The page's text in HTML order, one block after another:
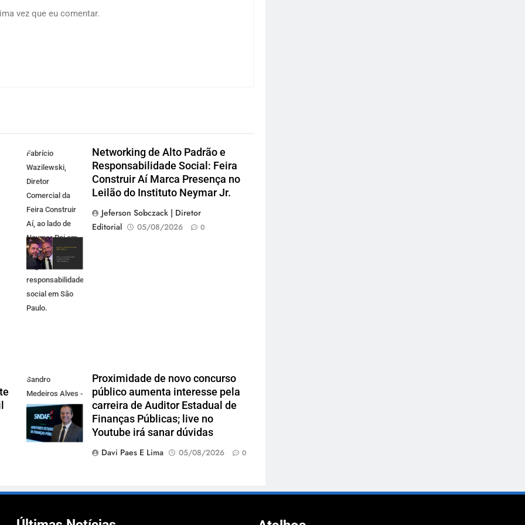
vez que eu comentar.
Fabrício
Wazilewski,
Diretor
Comercial da
Feira Construir
Aí, ao lado de
Neymar Pai em
evento de
negócios e
responsabilidade
social em São
Paulo.
Networking de Alto Padrão e
Responsabilidade Social: Feira
Construir Aí Marca Presença no
Leilão do Instituto Neymar Jr.
Jeferson Sobczack | Diretor
Editorial
05/08/2026 0
Sandro
Medeiros Alves -
Presidente do
Sindaf-SC
Proximidade de novo concurso
público aumenta interesse pela
carreira de Auditor Estadual de
Finanças Públicas; live no
Youtube irá sanar dúvidas
Davi Paes E Lima
05/08/2026 0